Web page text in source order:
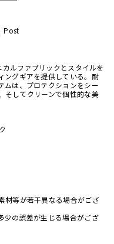
Post
ルファブリックとスタイルを
ングギアを提供している。耐
ムは、プロテクションをシー
そしてクリーンで個性的な美
材等が若干異なる場合がござ
少の誤差が生じる場合がござ